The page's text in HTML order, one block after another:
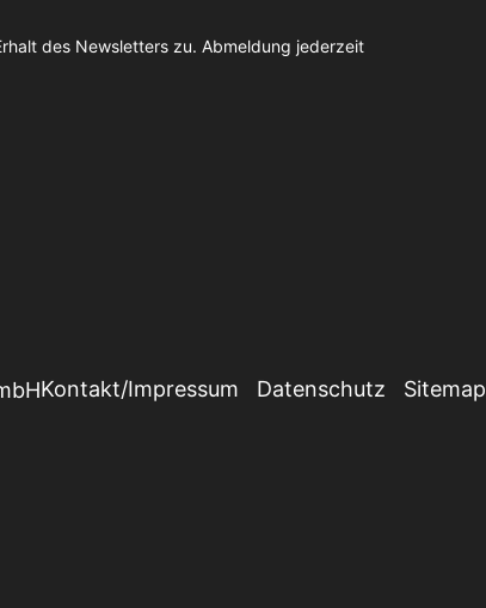
des Newsletters zu. Abmeldung jederzeit
Kontakt/Impressum Datenschutz Sitemap